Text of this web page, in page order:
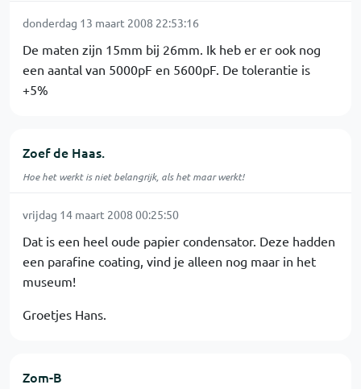
donderdag 13 maart 2008 22:53:16
De maten zijn 15mm bij 26mm. Ik heb er er ook nog
een aantal van 5000pF en 5600pF. De tolerantie is
+5%
Zoef de Haas.
Hoe het werkt is niet belangrijk, als het maar werkt!
vrijdag 14 maart 2008 00:25:50
Dat is een heel oude papier condensator. Deze hadden
een parafine coating, vind je alleen nog maar in het
museum!
Groetjes Hans.
Zom-B